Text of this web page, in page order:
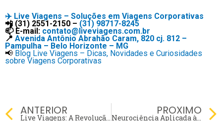
✈️ Live Viagens – Soluções em Viagens Corporativas
📲 (31) 2551-2150 – (31) 98717-8245
📫 E-mail: contato@liveviagens.com.br
📍 Avenida Antônio Abrahão Caram, 820 cj. 812 –
Pampulha – Belo Horizonte – MG
📢 Blog Live Viagens – Dicas, Novidades e Curiosidades
sobre Viagens Corporativas
Prev
ANTERIOR PROXIMO